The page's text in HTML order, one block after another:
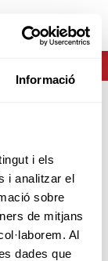
Informació
i els
i analitzar el
sobre
de mitjans
Al
dades que
ca es
buscando no